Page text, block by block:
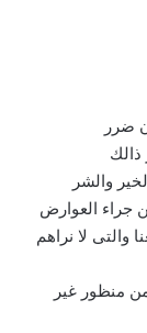
ضرر
ذالك
والشر
جراء العوارض
والتى لا نراهم
منظور غير